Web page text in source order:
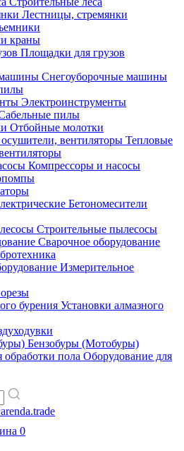
Лестницы, стремянки
краны
Площадки для грузов
Снегоуборочные машины
Электроинструменты
пилы
Отбойные молотки
Тепловые
Компрессоры и насосы
Бетономесители
Строительные пылесосы
Сварочное оборудование
Измерительное
Установки алмазного
Бензобуры (Мотобуры)
Оборудование для
0